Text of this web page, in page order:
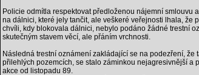
Policie odmítla respektovat předloženou nájemní smlouvu
na dálnici, které jely tančit, ale veškeré veřejnosti lhala, že
chvíli, kdy blokovala dálnici, nebylo podáno žádné trestní
skutečným stavem věcí, ale přáním vrchnosti.
Následná trestní oznámení zakládající se na podezření, že
přilehlých pozemcích, se stalo záminkou nejagresivnější a
akce od listopadu 89.